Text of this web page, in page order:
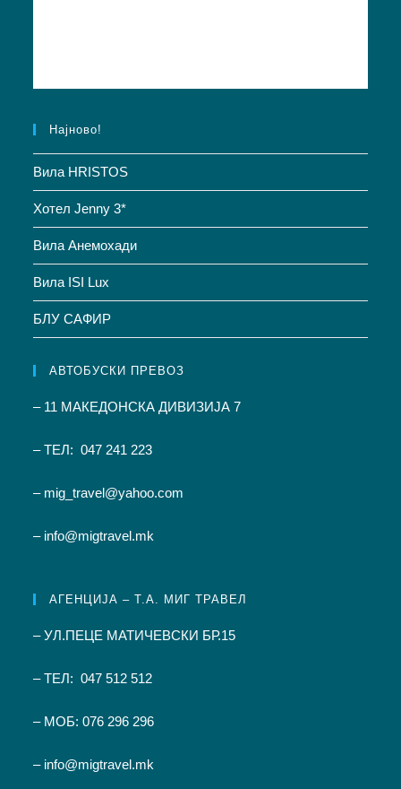
Најново!
Вила HRISTOS
Хотел Jenny 3*
Вила Анемохади
Вила ISI Lux
БЛУ САФИР
АВТОБУСКИ ПРЕВОЗ
– 11 МАКЕДОНСКА ДИВИЗИЈА 7
– ТЕЛ: 047 241 223
– mig_travel@yahoo.com
– info@migtravel.mk
АГЕНЦИЈА – Т.А. МИГ ТРАВЕЛ
– УЛ.ПЕЦЕ МАТИЧЕВСКИ БР.15
– ТЕЛ: 047 512 512
– МОБ: 076 296 296
– info@migtravel.mk